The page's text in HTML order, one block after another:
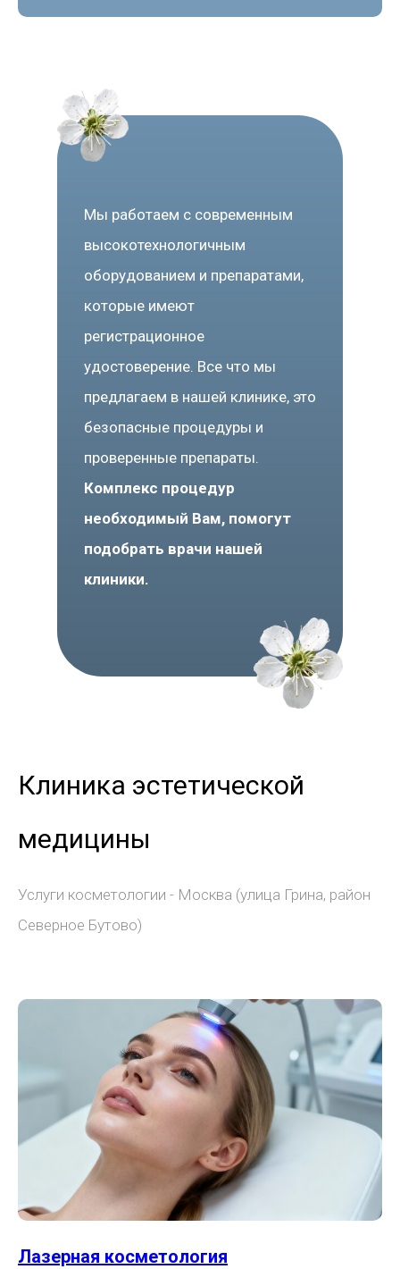
Мы работаем с современным
высокотехнологичным
оборудованием и препаратами,
которые имеют
регистрационное
удостоверение. Все что мы
предлагаем в нашей клинике, это
безопасные процедуры и
проверенные препараты.
Комплекс процедур
необходимый Вам, помогут
подобрать врачи нашей
клиники.
Клиника эстетической
медицины
Услуги косметологии - Москва (улица Грина, район
Северное Бутово)
Лазерная косметология